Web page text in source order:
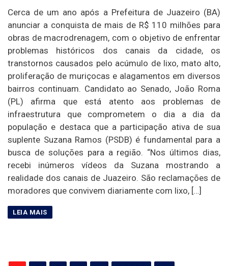
Cerca de um ano após a Prefeitura de Juazeiro (BA)
anunciar a conquista de mais de R$ 110 milhões para
obras de macrodrenagem, com o objetivo de enfrentar
problemas históricos dos canais da cidade, os
transtornos causados pelo acúmulo de lixo, mato alto,
proliferação de muriçocas e alagamentos em diversos
bairros continuam. Candidato ao Senado, João Roma
(PL) afirma que está atento aos problemas de
infraestrutura que comprometem o dia a dia da
população e destaca que a participação ativa de sua
suplente Suzana Ramos (PSDB) é fundamental para a
busca de soluções para a região. “Nos últimos dias,
recebi inúmeros vídeos da Suzana mostrando a
realidade dos canais de Juazeiro. São reclamações de
moradores que convivem diariamente com lixo, […]